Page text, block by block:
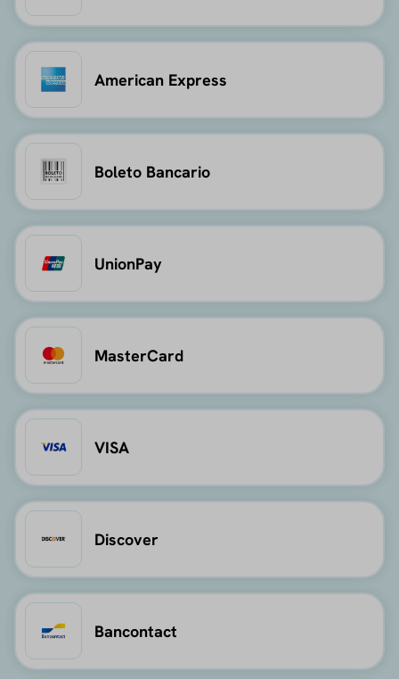
American Express
Boleto Bancario
UnionPay
MasterCard
VISA
Discover
Bancontact